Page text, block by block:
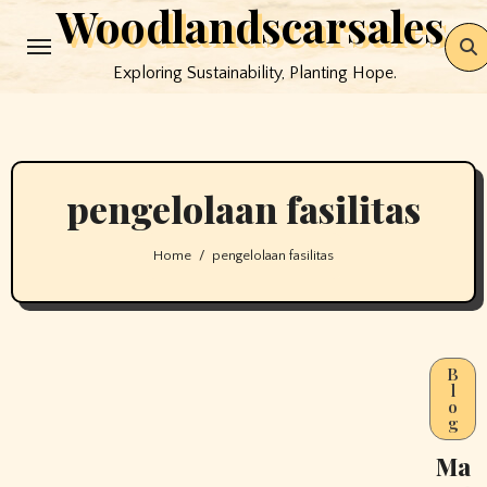
to
Woodlandscarsales
Exploring Sustainability, Planting Hope.
pengelolaan fasilitas
Home pengelolaan fasilitas
B
l
o
g
Ma